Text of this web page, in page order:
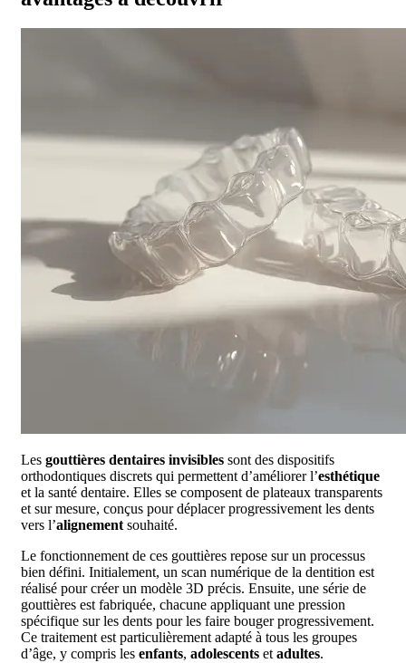
Les gouttières dentaires invisibles sont des dispositifs
orthodontiques discrets qui permettent d’améliorer l’esthétique
et la santé dentaire. Elles se composent de plateaux transparents
et sur mesure, conçus pour déplacer progressivement les dents
vers l’alignementsouhaité.
Le fonctionnement de ces gouttières repose sur un processus
bien défini. Initialement, un scan numérique de la dentition est
réalisé pour créer un modèle 3D précis. Ensuite, une série de
gouttières est fabriquée, chacune appliquant une pression
spécifique sur les dents pour les faire bouger progressivement.
Ce traitement est particulièrement adapté à tous les groupes
d’âge, y compris les enfants, adolescents etadultes.